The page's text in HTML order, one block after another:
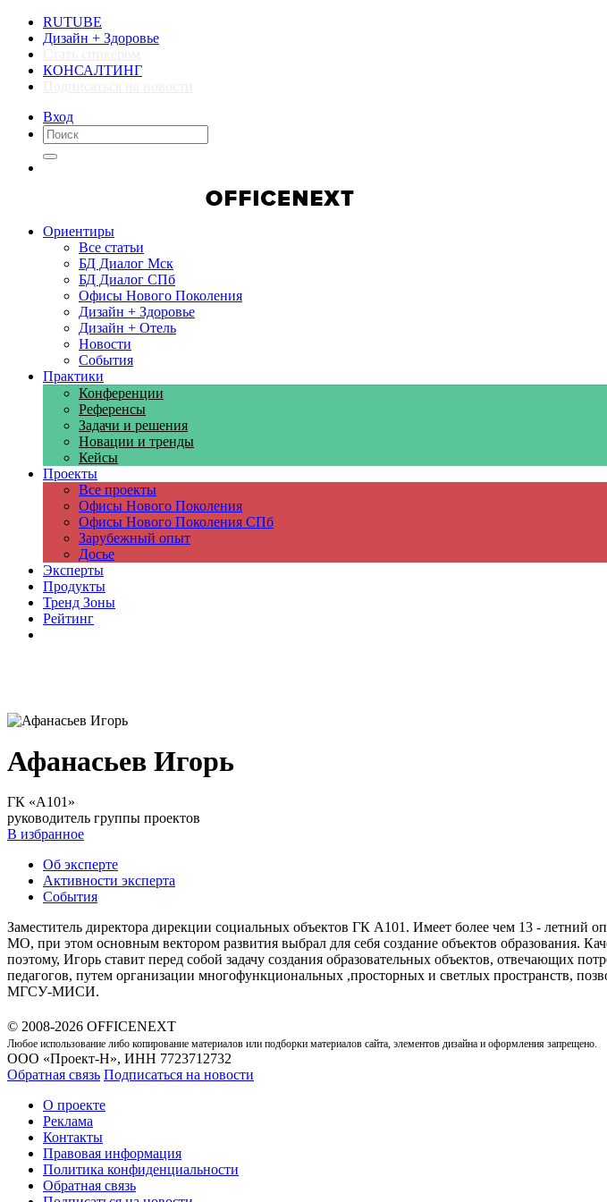
RUTUBE
Дизайн + Здоровье
КОНСАЛТИНГ
Вход
Ориентиры
Все статьи
БД Диалог Мск
БД Диалог СПб
Офисы Нового Поколения
Дизайн + Здоровье
Дизайн + Отель
Новости
События
Практики
Конференции
Референсы
Задачи и решения
Новации и тренды
Кейсы
Проекты
Все проекты
Офисы Нового Поколения
Офисы Нового Поколения СПб
Зарубежный опыт
Досье
Эксперты
Продукты
Тренд Зоны
Рейтинг
Афанасьев Игорь
ГК «А101»
руководитель группы проектов
В избранное
Об эксперте
Активности эксперта
События
Заместитель директора дирекции социальных объектов ГК А101. Имеет более чем 13 -
МО, при этом основным вектором развития выбрал для себя создание объектов образования.
поэтому, Игорь ставит перед собой задачу создания образовательных объектов, отвечающих
педагогов, путем организации многофункциональных ,просторных и светлых пространств,
МГСУ-МИСИ.
© 2008-2026 OFFICENEXT
Любое использование либо копирование материалов или подборки материалов сайта, элементов дизайна и оформления запрещено.
ООО «Проект-Н», ИНН 7723712732
Обратная связь Подписаться на новости
О проекте
Реклама
Контакты
Правовая информация
Политика конфиденциальности
Обратная связь